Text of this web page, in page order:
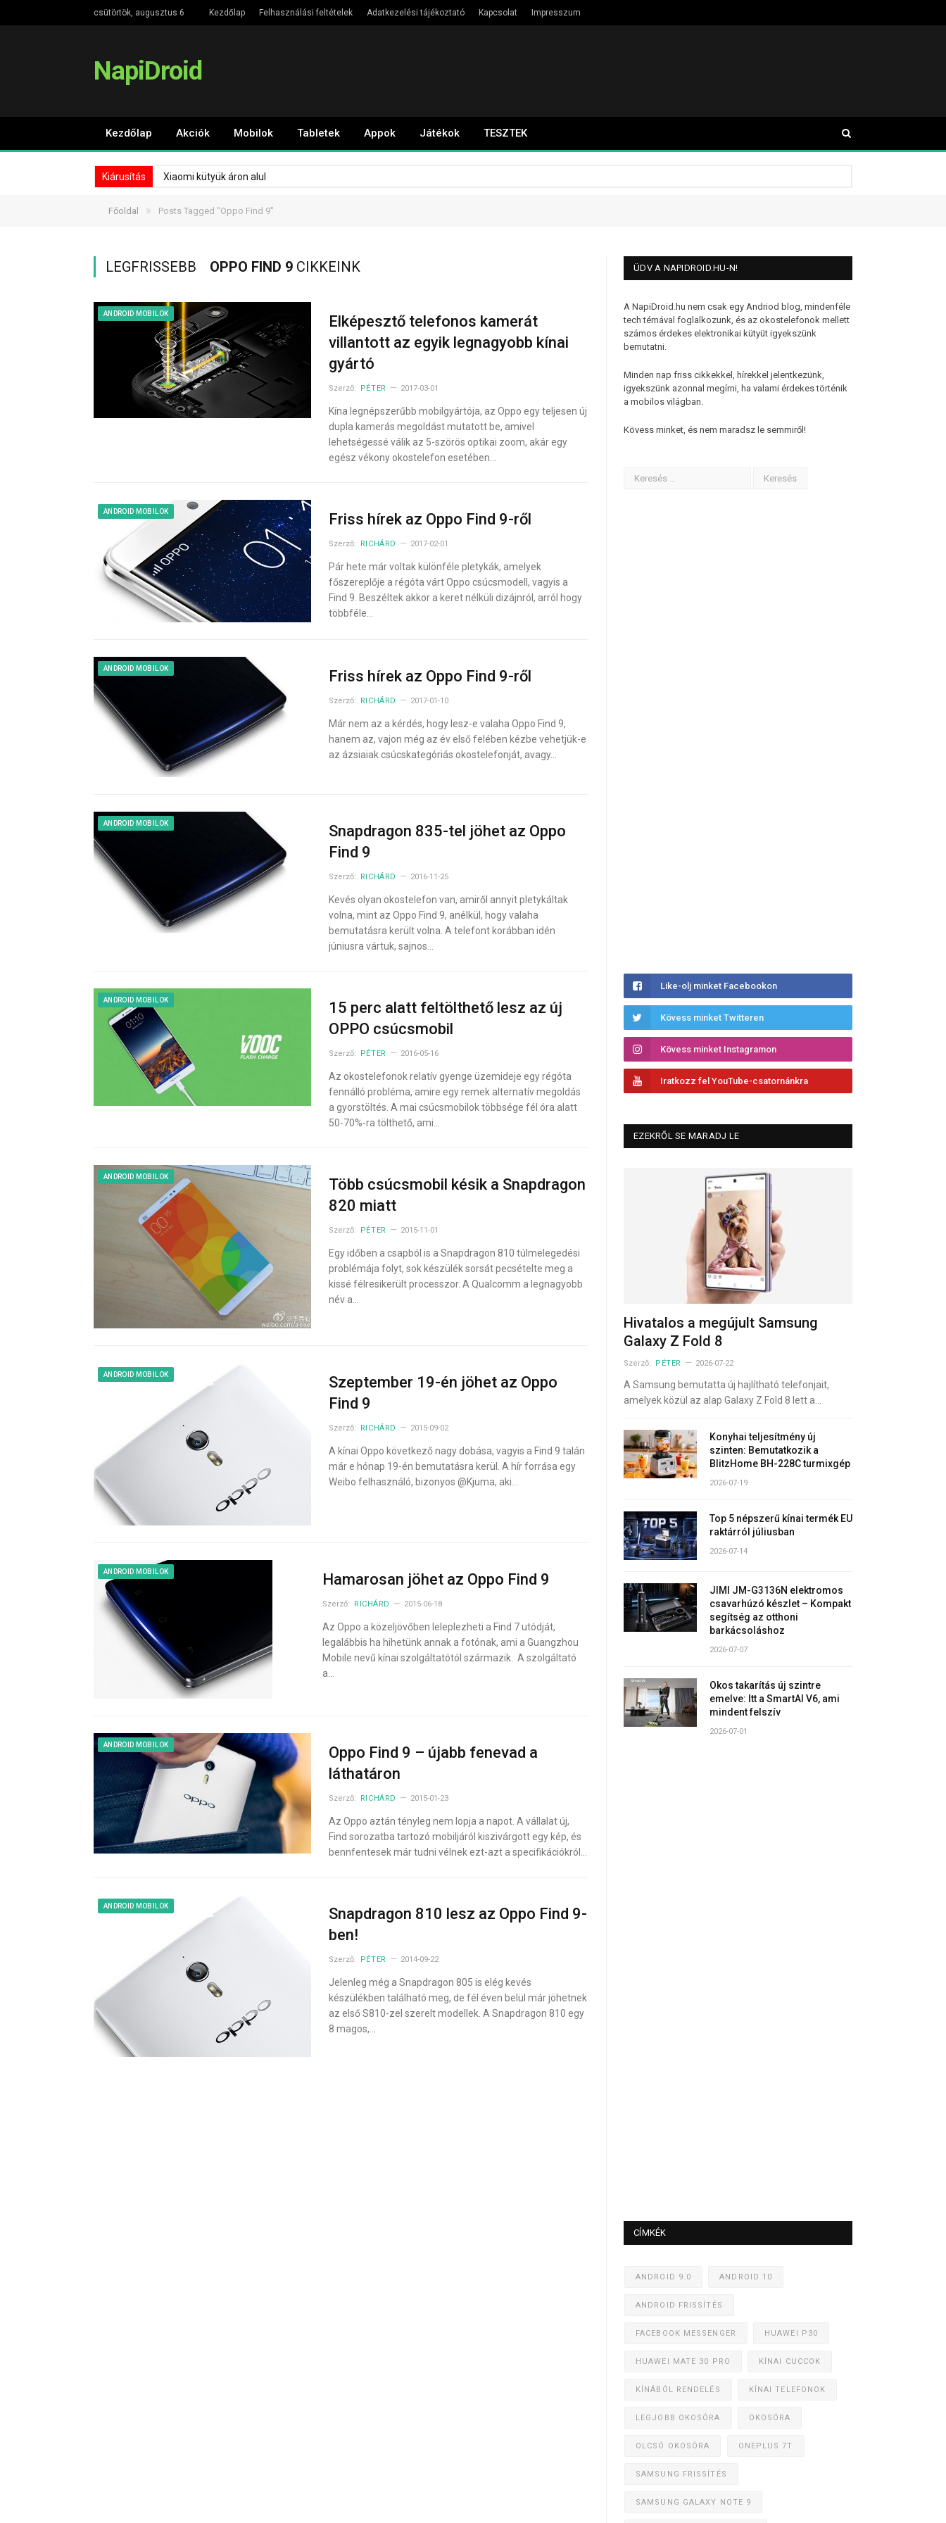
csütörtök, augusztus 6 Kezdőlap Felhasználási feltételek Adatkezelési tájékoztató Kapcsolat Impresszum
NapiDroid
Kezdőlap Akciók Mobilok Tabletek Appok Játékok TESZTEK
Kiárusítás Xiaomi kütyük áron alul
Főoldal » Posts Tagged "Oppo Find 9"
LEGFRISSEBB OPPO FIND 9 CIKKEINK
ANDROID MOBILOK
Elképesztő telefonos kamerát
villantott az egyik legnagyobb kínai
gyártó
Szerző: PÉTER 2017-03-01
Kína legnépszerűbb mobilgyártója, az Oppo egy teljesen új
dupla kamerás megoldást mutatott be, amivel
lehetségessé válik az 5-szörös optikai zoom, akár egy
egész vékony okostelefon esetében…
ANDROID MOBILOK Friss hírek az Oppo Find 9-ről
Szerző: RICHÁRD 2017-02-01
Pár hete már voltak különféle pletykák, amelyek
főszereplője a régóta várt Oppo csúcsmodell, vagyis a
Find 9. Beszéltek akkor a keret nélküli dizájnról, arról hogy
többféle…
ANDROID MOBILOK Friss hírek az Oppo Find 9-ről
Szerző: RICHÁRD 2017-01-10
Már nem az a kérdés, hogy lesz-e valaha Oppo Find 9,
hanem az, vajon még az év első felében kézbe vehetjük-e
az ázsiaiak csúcskategóriás okostelefonját, avagy…
ANDROID MOBILOK
Snapdragon 835-tel jöhet az Oppo
Find 9
Szerző: RICHÁRD 2016-11-25
Kevés olyan okostelefon van, amiről annyit pletykáltak
volna, mint az Oppo Find 9, anélkül, hogy valaha
bemutatásra került volna. A telefont korábban idén
júniusra vártuk, sajnos…
ANDROID MOBILOK
15 perc alatt feltölthető lesz az új
OPPO csúcsmobil
Szerző: PÉTER 2016-05-16
Az okostelefonok relatív gyenge üzemideje egy régóta
fennálló probléma, amire egy remek alternatív megoldás
a gyorstöltés. A mai csúcsmobilok többsége fél óra alatt
50-70%-ra tölthető, ami…
ANDROID MOBILOK
Több csúcsmobil késik a Snapdragon
820 miatt
Szerző: PÉTER 2015-11-01
Egy időben a csapból is a Snapdragon 810 túlmelegedési
problémája folyt, sok készülék sorsát pecsételte meg a
kissé félresikerült processzor. A Qualcomm a legnagyobb
név a…
ANDROID MOBILOK
Szeptember 19-én jöhet az Oppo
Find 9
Szerző: RICHÁRD 2015-09-02
A kínai Oppo következő nagy dobása, vagyis a Find 9 talán
már e hónap 19-én bemutatásra kerül. A hír forrása egy
Weibo felhasználó, bizonyos @Kjuma, aki…
ANDROID MOBILOK Hamarosan jöhet az Oppo Find 9
Szerző: RICHÁRD 2015-06-18
Az Oppo a közeljövőben leleplezheti a Find 7 utódját,
legalábbis ha hihetünk annak a fotónak, ami a Guangzhou
Mobile nevű kínai szolgáltatótól származik. A szolgáltató
a…
ANDROID MOBILOK
Oppo Find 9 – újabb fenevad a
láthatáron
Szerző: RICHÁRD 2015-01-23
Az Oppo aztán tényleg nem lopja a napot. A vállalat új,
Find sorozatba tartozó mobiljáról kiszivárgott egy kép, és
bennfentesek már tudni vélnek ezt-azt a specifikációkról…
ANDROID MOBILOK
Snapdragon 810 lesz az Oppo Find 9-
ben!
Szerző: PÉTER 2014-09-22
Jelenleg még a Snapdragon 805 is elég kevés
készülékben található meg, de fél éven belül már jöhetnek
az első S810-zel szerelt modellek. A Snapdragon 810 egy
8 magos,…
ÜDV A NAPIDROID.HU-N!
A NapiDroid.hu nem csak egy Andriod blog, mindenféle
tech témával foglalkozunk, és az okostelefonok mellett
számos érdekes elektronikai kütyüt igyekszünk
bemutatni.
Minden nap friss cikkekkel, hírekkel jelentkezünk,
igyekszünk azonnal megírni, ha valami érdekes történik
a mobilos világban.
Kövess minket, és nem maradsz le semmiről!
Like-olj minket Facebookon
Kövess minket Twitteren
Kövess minket Instagramon
Iratkozz fel YouTube-csatornánkra
EZEKRŐL SE MARADJ LE
Hivatalos a megújult Samsung
Galaxy Z Fold 8
Szerző: PÉTER 2026-07-22
A Samsung bemutatta új hajlítható telefonjait,
amelyek közül az alap Galaxy Z Fold 8 lett a…
Konyhai teljesítmény új
szinten: Bemutatkozik a
BlitzHome BH-228C turmixgép
2026-07-19
Top 5 népszerű kínai termék EU
raktárról júliusban
2026-07-14
JIMI JM-G3136N elektromos
csavarhúzó készlet – Kompakt
segítség az otthoni
barkácsoláshoz
2026-07-07
Okos takarítás új szintre
emelve: Itt a SmartAI V6, ami
mindent felszív
2026-07-01
CÍMKÉK
ANDROID 9.0 ANDROID 10
ANDROID FRISSÍTÉS
FACEBOOK MESSENGER HUAWEI P30
HUAWEI MATE 30 PRO KÍNAI CUCCOK
KÍNÁBÓL RENDELÉS KÍNAI TELEFONOK
LEGJOBB OKOSÓRA OKOSÓRA
OLCSÓ OKOSÓRA ONEPLUS 7T
SAMSUNG FRISSÍTÉS
SAMSUNG GALAXY NOTE 9